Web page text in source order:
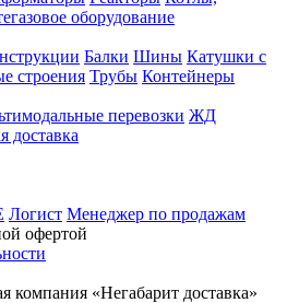
оборудование
Балки Шины Катушки с
строения Трубы Контейнеры
перевозки ЖД
доставка
Логист Менеджер по продажам
офертой
компания «Негабарит доставка»